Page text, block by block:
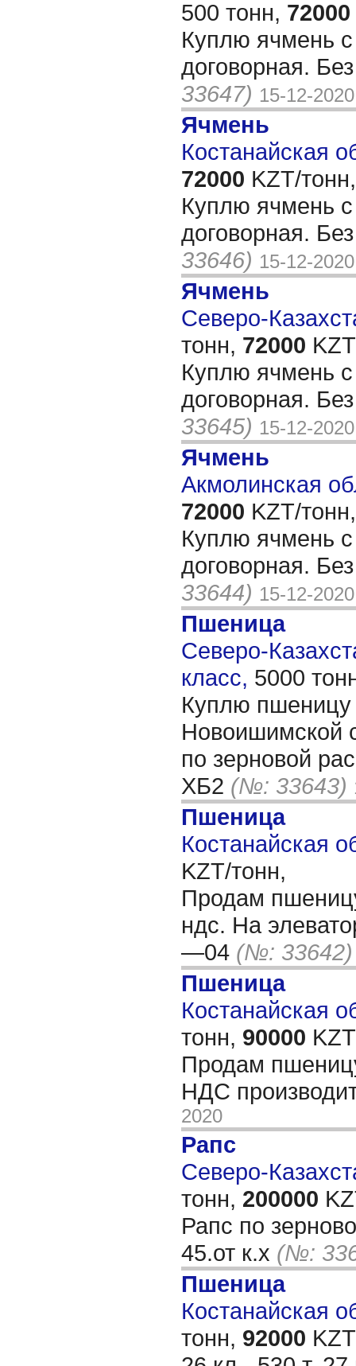
500 тонн, 72000
Куплю ячмень
договорная.
33647) 15-12-2020
Ячмень
Костанайская
72000 KZT/тонн,
Куплю ячмень
договорная.
33646) 15-12-2020
Ячмень
Северо-
тонн, 72000
Куплю ячмень
договорная.
33645) 15-12-2020
Ячмень
Акмолинская
72000 KZT/тонн,
Куплю ячмень
договорная.
33644) 15-12-2020
Пшеница
Северо-
класс, 5000
Куплю пшеницу
Новоишимской
по зерновой
ХБ2 (№: 33643)
Пшеница
Костанайская
KZT/тонн,
Продам
ндс. На
—04 (№: 33642)
Пшеница
Костанайская
тонн, 90000
Продам
НДС
2020
Рапс
Северо-
тонн, 200000
Рапс по
45.от к.х (№:
Пшеница
Костанайская
тонн, 92000